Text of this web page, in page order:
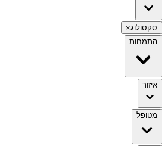
סקסולוג×
התמחות
איזור
מטופל